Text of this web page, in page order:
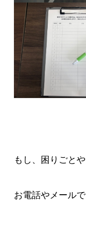
もし、困りごと
お電話やメール